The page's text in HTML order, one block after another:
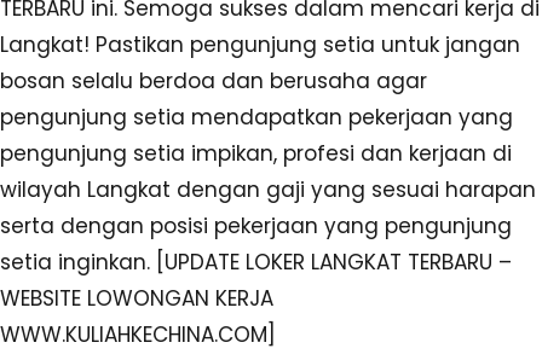
TERBARU ini. Semoga sukses dalam mencari kerja di
Langkat! Pastikan pengunjung setia untuk jangan
bosan selalu berdoa dan berusaha agar
pengunjung setia mendapatkan pekerjaan yang
pengunjung setia impikan, profesi dan kerjaan di
wilayah Langkat dengan gaji yang sesuai harapan
serta dengan posisi pekerjaan yang pengunjung
setia inginkan. [UPDATE LOKER LANGKAT TERBARU –
WEBSITE LOWONGAN KERJA
WWW.KULIAHKECHINA.COM]